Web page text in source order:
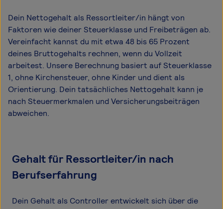
Dein Nettogehalt als Ressortleiter/in hängt von
Faktoren wie deiner Steuerklasse und Freibeträgen ab.
Vereinfacht kannst du mit etwa 48 bis 65 Prozent
deines Bruttogehalts rechnen, wenn du Vollzeit
arbeitest. Unsere Berechnung basiert auf Steuerklasse
1, ohne Kirchensteuer, ohne Kinder und dient als
Orientierung. Dein tatsächliches Nettogehalt kann je
nach Steuermerkmalen und Versicherungsbeiträgen
abweichen.
Gehalt für Ressortleiter/in nach
Berufserfahrung
Dein Gehalt als Controller entwickelt sich über die